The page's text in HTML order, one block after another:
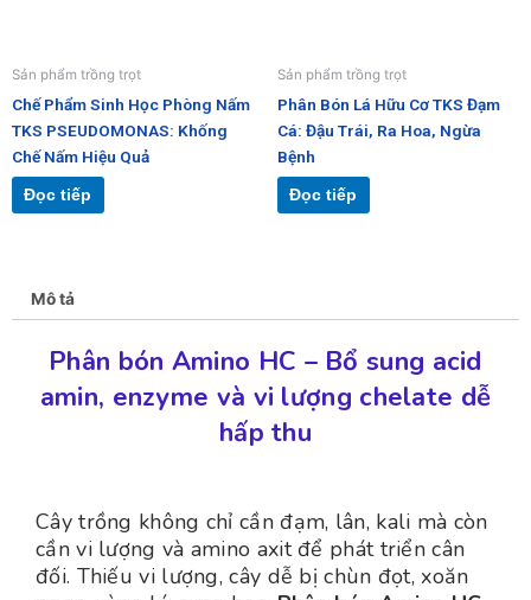
Sản phẩm trồng trọt
Chế Phẩm Sinh Học Phòng Nấm
TKS PSEUDOMONAS: Khống
Chế Nấm Hiệu Quả
Đọc tiếp
Sản phẩm trồng trọt
Phân Bón Lá Hữu Cơ TKS Đạm
Cá: Đậu Trái, Ra Hoa, Ngừa
Bệnh
Đọc tiếp
Mô tả
Phân bón Amino HC – Bổ sung acid
amin, enzyme và vi lượng chelate dễ
hấp thu
Cây trồng không chỉ cần đạm, lân, kali mà còn
cần vi lượng và amino axit để phát triển cân
đối. Thiếu vi lượng, cây dễ bị chùn đọt, xoăn